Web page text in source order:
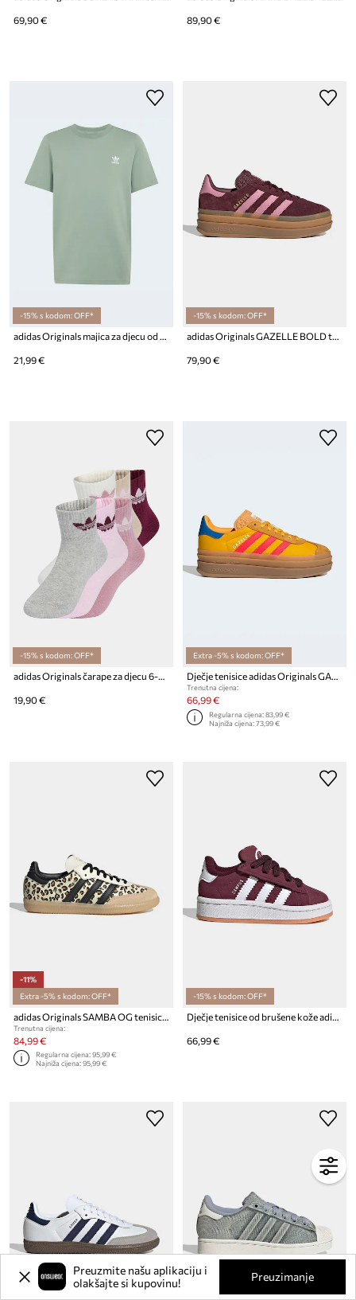
69,90 € 89,90 €
-15% s kodom: OFF*
adidas Originals majica za djecu od pamuka
21,99 €
-15% s kodom: OFF*
adidas Originals GAZELLE BOLD tenisice za djecu od brušene kože
79,90 €
-15% s kodom: OFF*
adidas Originals čarape za djecu 6-pack
19,90 €
Extra -5% s kodom: OFF*
Dječje tenisice adidas Originals GAZELLE BOLD
Trenutna cijena:
66,99 €
Regularna cijena:83,99 €
Najniža cijena:73,99 €
-11%
Extra -5% s kodom: OFF*
Trenutna cijena:
84,99 €
Regularna cijena:95,99 €
Najniža cijena:95,99 €
-15% s kodom: OFF*
66,99 €
Preuzmite našu aplikaciju i
olakšajte si kupovinu!
Preuzimanje